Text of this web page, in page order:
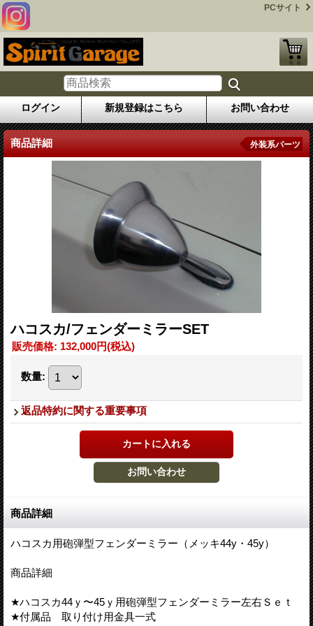
PCサイト
ログイン 新規登録はこちら お問い合わせ
商品詳細 外装系パーツ
ハコスカ/フェンダーミラーSET
販売価格: 132,000円(税込)
数量:
返品特約に関する重要事項
商品詳細
ハコスカ用砲弾型フェンダーミラー（メッキ44y・45y）
商品詳細
★ハコスカ44ｙ〜45ｙ用砲弾型フェンダーミラー左右Ｓｅｔ
★付属品 取り付け用金具一式